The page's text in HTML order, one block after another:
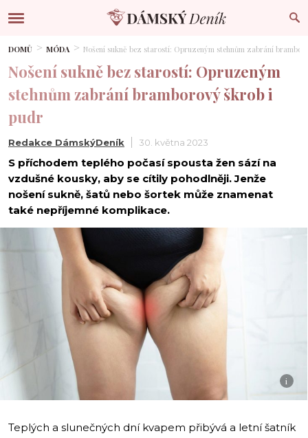
DOMŮ MÓDA Nošení sukně bez starostí: Opruzeným stehnům zabrání
Nošení sukně bez starostí: Opruzeným
stehnům zabrání bramborový škrob i
pudr
Redakce DámskýDeník 30. května 2023
S příchodem teplého počasí spousta žen sází na
vzdušné kousky, aby se cítily pohodlněji. Jenže
nošení sukně, šatů nebo šortek může znamenat
také nepříjemné komplikace.
i
Teplých a slunečných dní kvapem přibývá a letní šatník